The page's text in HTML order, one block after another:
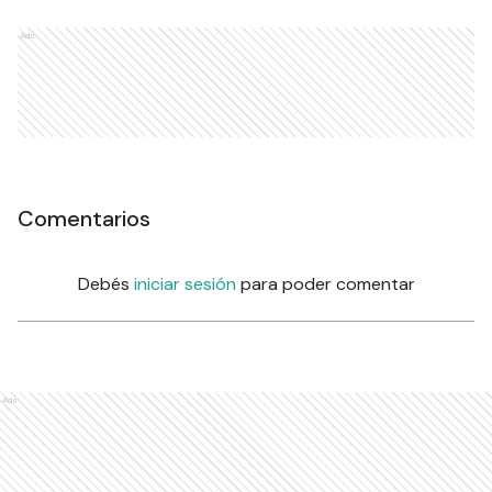
Ads
Comentarios
Debés iniciar sesión para poder comentar
Ads